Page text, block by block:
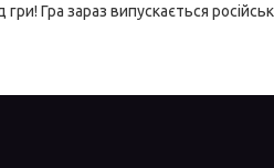
Гра зараз випускається